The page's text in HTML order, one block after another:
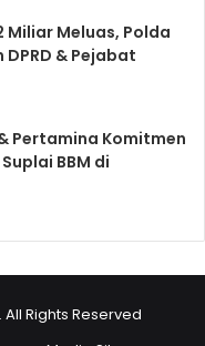
Miliar Meluas, Polda
& Pejabat
Pertamina Komitmen
BBM di
Rights Reserved